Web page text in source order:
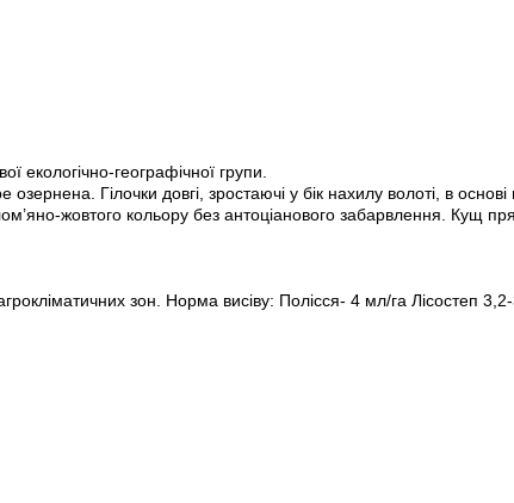
екологічно-географічної групи.
Гілочки довгі, зростаючі у бік нахилу волоті, в
жовтого кольору без антоціанового забарвлення. Кущ
зон. Норма висіву: Полісся- 4 мл/га Лісостеп